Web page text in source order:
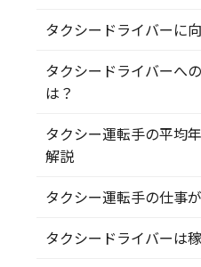
タクシードライバーに
タクシードライバーへ
は？
タクシー運転手の平均
解説
タクシー運転手の仕事
タクシードライバーは